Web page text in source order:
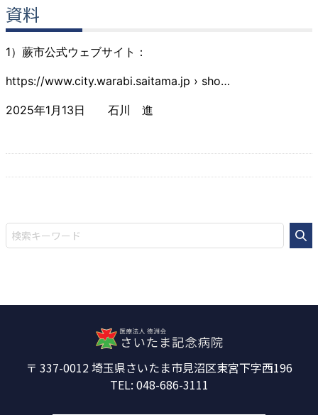
資料
1）蕨市公式ウェブサイト：
https://www.city.warabi.saitama.jp › sho…
2025年1月13日 石川 進
337-0012埼玉県さいたま市見沼区東宮下字西196
048-686-3111